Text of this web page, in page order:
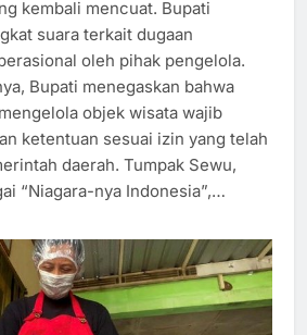
kembali mencuat. Bupati
suara terkait dugaan
oleh pihak pengelola.
Bupati menegaskan bahwa
objek wisata wajib
ketentuan sesuai izin yang telah
daerah. Tumpak Sewu,
“Niagara-nya Indonesia”,…